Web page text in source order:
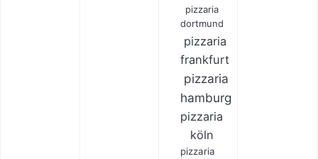
pizzaria
dortmund
pizzaria
frankfurt
pizzaria
hamburg
pizzaria
köln
pizzaria